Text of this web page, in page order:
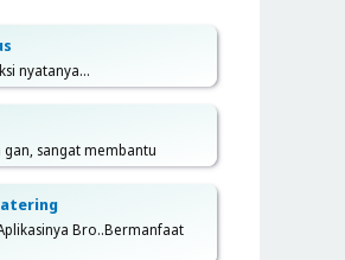
nyatanya...
gan, sangat membantu
Bro..Bermanfaat